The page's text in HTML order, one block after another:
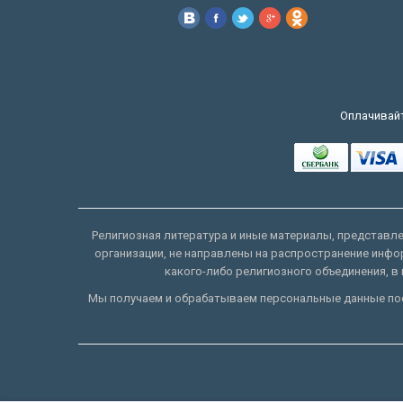
Религиозная литература и иные материалы,
организации, не направлены на распространение
какого-либо религиозного объединения,
Мы получаем и обрабатываем персональные данные